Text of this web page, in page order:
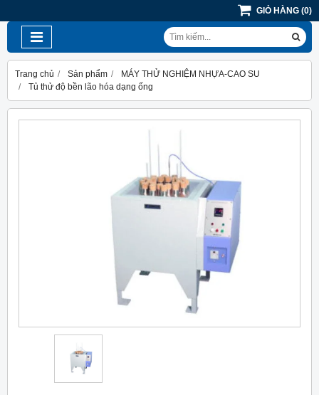
GIỎ HÀNG (0)
Trang chủ Sản phẩm
MÁY THỬ NGHIỆM NHỰA-CAO SU
Tủ thử độ bền lão hóa dạng ống